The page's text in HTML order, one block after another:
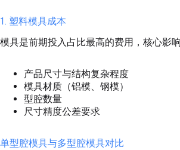
1. 塑料模具成本
模具是前期投入占比最高的费用，核心影
产品尺寸与结构复杂程度
模具材质（铝模、钢模）
型腔数量
尺寸精度公差要求
单型腔模具与多型腔模具对比